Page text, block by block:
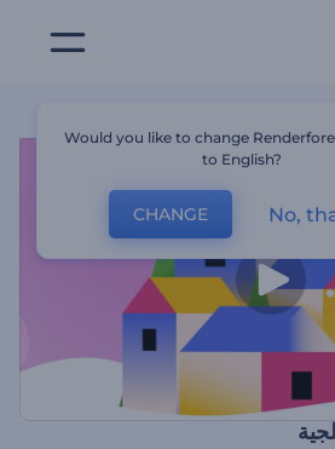
Would you like to change
to English?
CHANGE No,